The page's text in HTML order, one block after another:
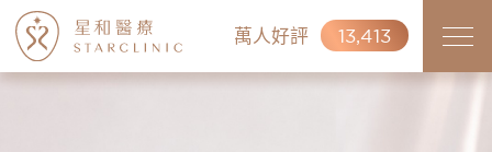
萬人好評 13,413